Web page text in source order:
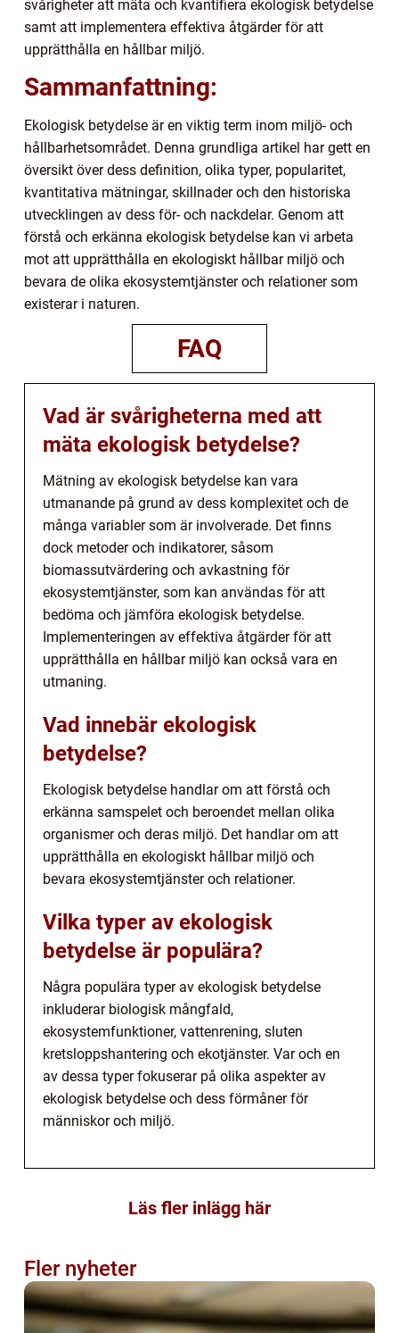
svårigheter att mäta och kvantifiera ekologisk betydelse
samt att implementera effektiva åtgärder för att
upprätthålla en hållbar miljö.
Sammanfattning:
Ekologisk betydelse är en viktig term inom miljö- och
hållbarhetsområdet. Denna grundliga artikel har gett en
översikt över dess definition, olika typer, popularitet,
kvantitativa mätningar, skillnader och den historiska
utvecklingen av dess för- och nackdelar. Genom att
förstå och erkänna ekologisk betydelse kan vi arbeta
mot att upprätthålla en ekologiskt hållbar miljö och
bevara de olika ekosystemtjänster och relationer som
existerar i naturen.
FAQ
Vad är svårigheterna med att
mäta ekologisk betydelse?
Mätning av ekologisk betydelse kan vara
utmanande på grund av dess komplexitet och de
många variabler som är involverade. Det finns
dock metoder och indikatorer, såsom
biomassutvärdering och avkastning för
ekosystemtjänster, som kan användas för att
bedöma och jämföra ekologisk betydelse.
Implementeringen av effektiva åtgärder för att
upprätthålla en hållbar miljö kan också vara en
utmaning.
Vad innebär ekologisk
betydelse?
Ekologisk betydelse handlar om att förstå och
erkänna samspelet och beroendet mellan olika
organismer och deras miljö. Det handlar om att
upprätthålla en ekologiskt hållbar miljö och
bevara ekosystemtjänster och relationer.
Vilka typer av ekologisk
betydelse är populära?
Några populära typer av ekologisk betydelse
inkluderar biologisk mångfald,
ekosystemfunktioner, vattenrening, sluten
kretsloppshantering och ekotjänster. Var och en
av dessa typer fokuserar på olika aspekter av
ekologisk betydelse och dess förmåner för
människor och miljö.
Läs fler inlägg här
Fler nyheter